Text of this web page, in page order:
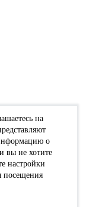
данных
Rutube
на
о
вы не хотите
настройки
посещения